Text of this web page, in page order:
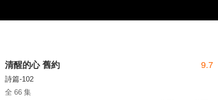
清醒的心 舊約 9.7
詩篇-102
全 66 集